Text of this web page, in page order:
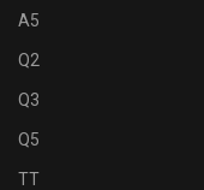
A5
Q2
Q3
Q5
TT